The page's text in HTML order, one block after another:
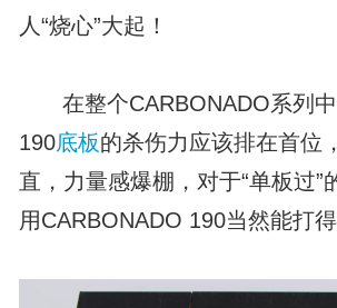
人“烧心”大起！
在整个CARBONADO系列
190底板的杀伤力应该排在首位
直，力量感爆棚，对于“单板过”
用CARBONADO 190当然能打得